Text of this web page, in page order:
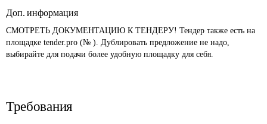
Доп. информация
СМОТРЕТЬ ДОКУМЕНТАЦИЮ К ТЕНДЕРУ! Тендер также есть на
площадке tender.pro (№ ). Дублировать предложение не надо,
Требования